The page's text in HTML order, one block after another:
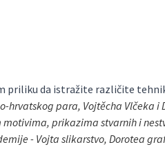
priliku da istražite različite
hrvatskog para, Vojtěcha Vlčeka
prikazima stvarnih i
- Vojta slikarstvo, Dorotea